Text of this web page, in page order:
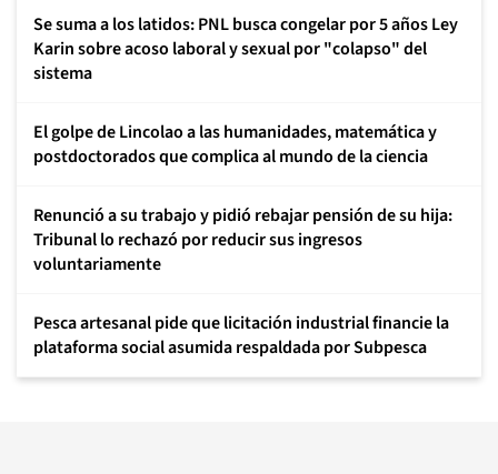
Se suma a los latidos: PNL busca congelar por 5 años Ley
Karin sobre acoso laboral y sexual por "colapso" del
sistema
El golpe de Lincolao a las humanidades, matemática y
postdoctorados que complica al mundo de la ciencia
Renunció a su trabajo y pidió rebajar pensión de su hija:
Tribunal lo rechazó por reducir sus ingresos
voluntariamente
Pesca artesanal pide que licitación industrial financie la
plataforma social asumida respaldada por Subpesca